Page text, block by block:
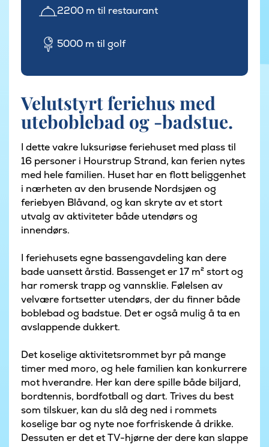
2200 m til restaurant
5000 m til golf
Velutstyrt feriehus med
uteboblebad og -badstue.
I dette vakre luksuriøse feriehuset med plass til
16 personer i Hourstrup Strand, kan ferien nytes
med hele familien. Huset har en flott beliggenhet
i nærheten av den brusende Nordsjøen og
feriebyen Blåvand, og kan skryte av et stort
utvalg av aktiviteter både utendørs og
innendørs.
I feriehusets egne bassengavdeling kan dere
bade uansett årstid. Bassenget er 17 m² stort og
har romersk trapp og vannsklie. Følelsen av
velvære fortsetter utendørs, der du finner både
boblebad og badstue. Det er også mulig å ta en
avslappende dukkert.
Det koselige aktivitetsrommet byr på mange
timer med moro, og hele familien kan konkurrere
mot hverandre. Her kan dere spille både biljard,
bordtennis, bordfotball og dart. Trives du best
som tilskuer, kan du slå deg ned i rommets
koselige bar og nyte noe forfriskende å drikke.
Dessuten er det et TV-hjørne der dere kan slappe